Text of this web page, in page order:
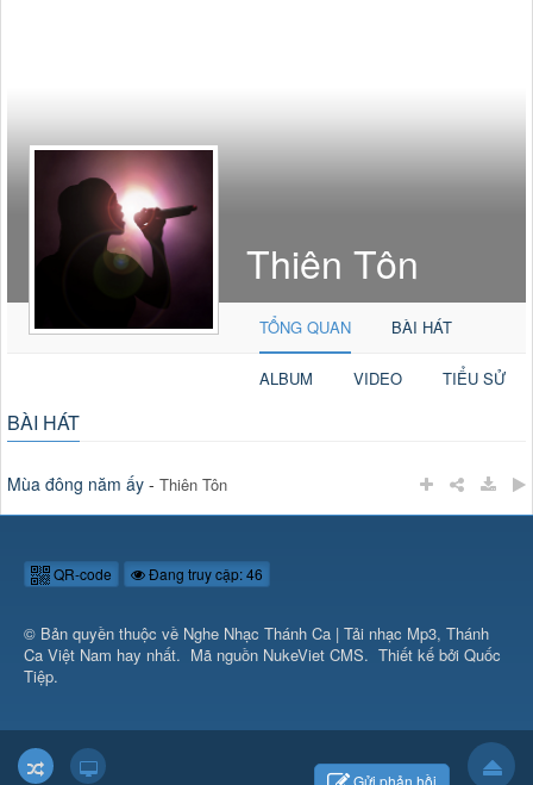
Thiên Tôn
TỔNG QUAN BÀI HÁT
ALBUM VIDEO TIỂU SỬ
BÀI HÁT
Mùa đông năm ấy - Thiên Tôn
QR-code Đang truy cập: 46
© Bản quyền thuộc về Nghe Nhạc Thánh Ca | Tải nhạc Mp3, Thánh
Ca Việt Nam hay nhất. Mã nguồn NukeViet CMS. Thiết kế bởi Quốc
Tiệp.
Gửi phản hồi